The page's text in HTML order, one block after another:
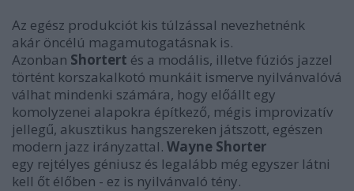
Az egész produkciót kis túlzással nevezhetnénk
akár öncélú magamutogatásnak is.
Azonban Shortert és a modális, illetve fúziós jazzel
történt korszakalkotó munkáit ismerve nyilvánvalóvá
válhat mindenki számára, hogy előállt egy
komolyzenei alapokra építkező, mégis improvizatív
jellegű, akusztikus hangszereken játszott, egészen
modern jazz irányzattal. Wayne Shorter
egy rejtélyes géniusz és legalább még egyszer látni
kell őt élőben - ez is nyilvánvaló tény.